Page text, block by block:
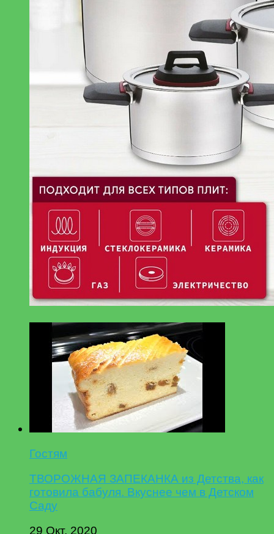
Гостям
ТВОРОЖНАЯ ЗАПЕКАНКА из Детства, как
готовила бабуля. Вкуснее чем в Детском
Саду
29 Окт, 2020